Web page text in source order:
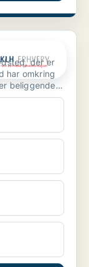
der er
har omkring
beliggende